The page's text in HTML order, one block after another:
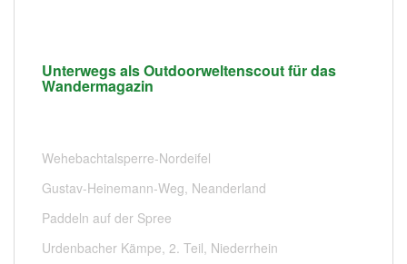
Unterwegs als Outdoorweltenscout für das
Wandermagazin
Wehebachtalsperre-Nordeifel
Gustav-Heinemann-Weg, Neanderland
Paddeln auf der Spree
Urdenbacher Kämpe, 2. Teil, Niederrhein